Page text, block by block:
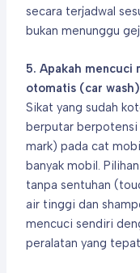
secara terjadwal
bukan menunggu
5. Apakah mencuci
otomatis (car
Sikat yang sudah
berputar berpotensi
mark) pada cat
banyak mobil.
tanpa sentuhan
air tinggi dan
mencuci sendiri
peralatan yang